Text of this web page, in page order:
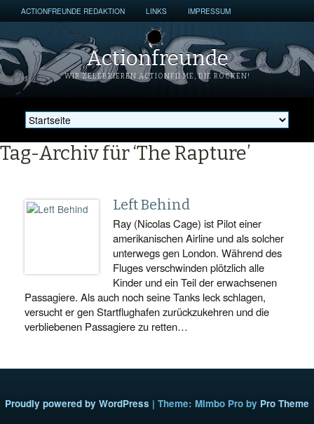
ACTIONFREUNDE REDAKTION LINKS IMPRESSUM
Actionfreunde
WIR ZELEBRIEREN ACTIONFILME, DIE ROCKEN!
Tag-Archiv für ‘The Rapture’
Left Behind
Ray (Nicolas Cage) ist Pilot einer
amerikanischen Airline und als solcher
unterwegs gen London. Während des
Fluges verschwinden plötzlich alle
Kinder und ein Teil der erwachsenen
Passagiere. Als auch noch seine Tanks leck schlagen,
versucht er gen Startflughafen zurückzukehren und die
verbliebenen Passagiere zu retten…
Proudly powered by WordPress | Theme: Mimbo Pro by Pro Theme